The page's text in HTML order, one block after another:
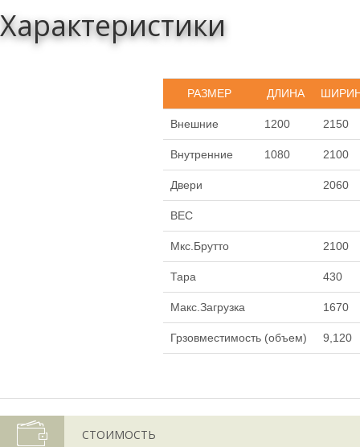
Характеристики
РАЗМЕР ДЛИНА
Внешние 1200 2150
Внутренние 1080 2100
Двери 2060
ВЕС
Мкс.Брутто 2100
Тара 430
Макс.Загрузка 1670
Грзовместимость (объем) 9,120
СТОИМОСТЬ